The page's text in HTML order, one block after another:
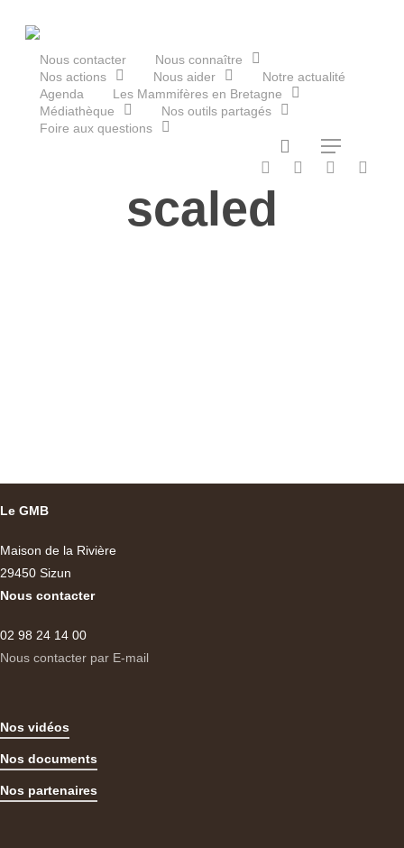
Nous contacter Nous connaître
Le Groupe Mammalogique
Nos actions Nous aider
Notre actualité
Agenda
Les Mammifères en Bretagne
Médiathèque
Nos outils partagés
Foire aux questions
search
Menu
twitter facebook
vimeo RSS
scaled
Le GMB
Maison de la Rivière
29450 Sizun
Nous contacter
02 98 24 14 00
Nous contacter par E-mail
Nos vidéos
Nos documents
Nos partenaires